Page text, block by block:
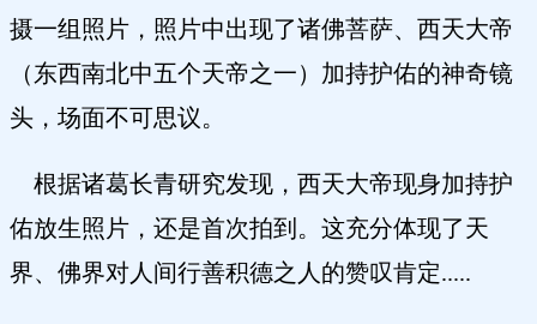
摄一组照片，照片中出现了诸佛菩萨、西天大帝
（东西南北中五个天帝之一）加持护佑的神奇镜
头，场面不可思议。
根据诸葛长青研究发现，西天大帝现身加持护
佑放生照片，还是首次拍到。这充分体现了天
界、佛界对人间行善积德之人的赞叹肯定.....